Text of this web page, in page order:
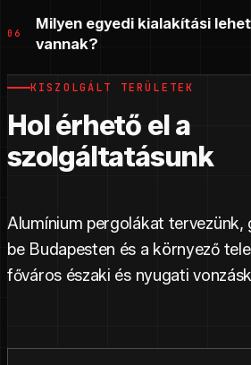
06
Milyen egyedi kialakítási
vannak?
KISZOLGÁLT TERÜLETEK
Hol érhető el a
szolgáltatásunk
Alumínium pergolákat tervezünk,
be Budapesten és a környező
főváros északi és nyugati